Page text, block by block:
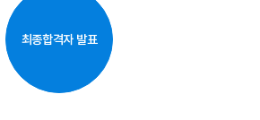
최종합격자 발표